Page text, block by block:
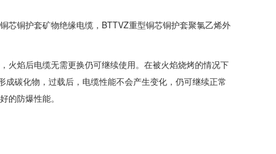
芯铜护套矿物绝缘电缆，BTTVZ重型铜芯铜护套聚氯乙烯外
火焰后电缆无需更换仍可继续使用。在被火焰烧烤的情况下
碳化物，过载后，电缆性能不会产生变化，仍可继续正常
防爆性能。